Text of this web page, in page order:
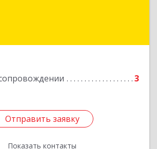
3
Отправить заявку
Показать контакты
Московская область, г. Лобня,
Отправить заявку
Назад